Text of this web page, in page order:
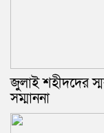
‎জুলাই শহীদদের
সম্মাননা